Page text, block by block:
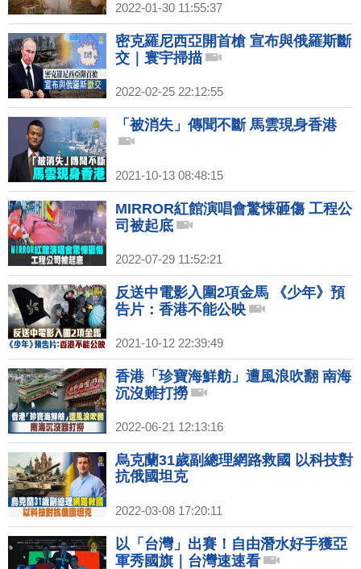
2022-01-30 11:55:37
密克羅尼西亞開首槍 宣布與俄羅斯斷
交｜寰宇掃描
2022-02-25 22:12:55
「被消失」傳聞不斷 馬雲現身香港
2021-10-13 08:48:15
MIRROR紅館演唱會驚悚砸傷 工程公
司被起底
2022-07-29 11:52:21
反送中電影入圍2項金馬 《少年》預
告片：香港不能公映
2021-10-12 22:39:49
香港「珍寶海鮮舫」遭風浪吹翻 南海
沉沒難打撈
2022-06-21 12:13:16
烏克蘭31歲副總理網路救國 以科技對
抗俄國坦克
2022-03-08 17:20:11
以「台灣」出賽！自由潛水好手獲亞
軍秀國旗｜台灣速速看